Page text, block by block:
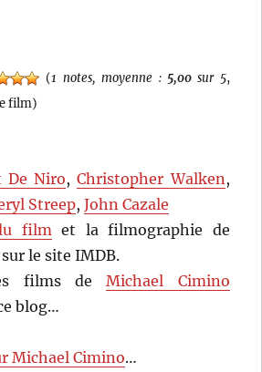
(1 notes, moyenne : 5,00sur 5,
film)
De Niro,Christopher Walken ,
Streep,John Cazale
film et la filmographie de
sur le site IMDB.
films deMichael Cimino
blog…
Michael Cimino…